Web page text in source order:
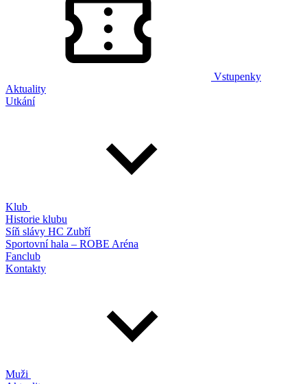
Vstupenky
Aktuality
Utkání
Klub
Historie klubu
Síň slávy HC Zubří
Sportovní hala – ROBE Aréna
Fanclub
Kontakty
Muži